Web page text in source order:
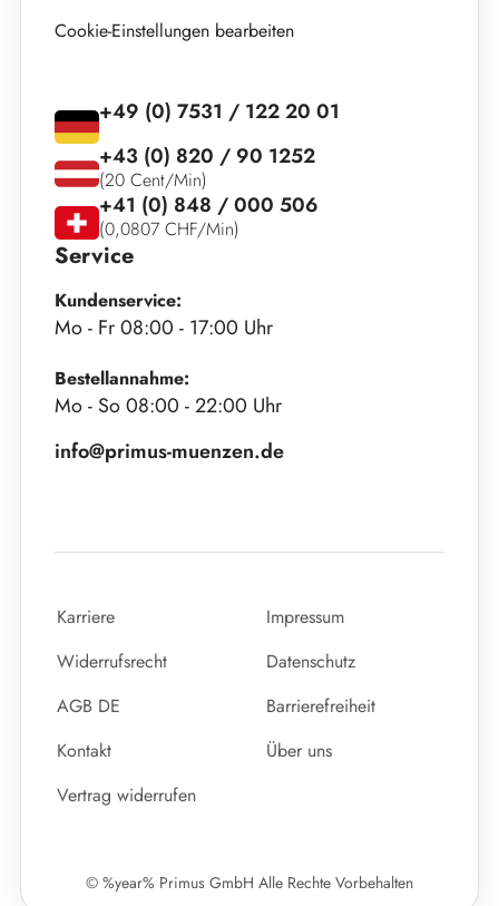
Cookie-Einstellungen bearbeiten
Service
Kundenservice:
Mo - Fr 08:00 - 17:00 Uhr
Bestellannahme:
Mo - So 08:00 - 22:00 Uhr
info@primus-muenzen.de
+49 (0) 7531 / 122 20 01
+43 (0) 820 / 90 1252
(20 Cent/Min)
+41 (0) 848 / 000 506
(0,0807 CHF/Min)
Karriere
Impressum
Widerrufsrecht
Datenschutz
AGB DE
Barrierefreiheit
Kontakt
Über uns
Vertrag widerrufen
© %year% Primus GmbH Alle Rechte Vorbehalten